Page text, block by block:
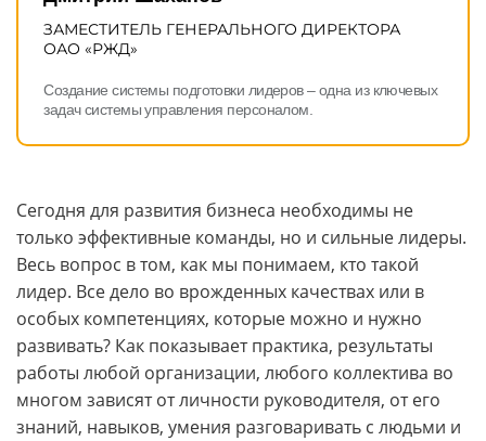
Контакты
КАМПУСЫ
Щербинка Мясницкая
ЗАМЕСТИТЕЛЬ ГЕНЕРАЛЬНОГО ДИРЕКТОРА
ОАО «РЖД»
Создание системы подготовки лидеров – одна из ключевых
задач системы управления персоналом.
Сегодня для развития бизнеса необходимы не
только эффективные команды, но и сильные лидеры.
Весь вопрос в том, как мы понимаем, кто такой
лидер. Все дело во врожденных качествах или в
особых компетенциях, которые можно и нужно
развивать? Как показывает практика, результаты
работы любой организации, любого коллектива во
многом зависят от личности руководителя, от его
знаний, навыков, умения разговаривать с людьми и